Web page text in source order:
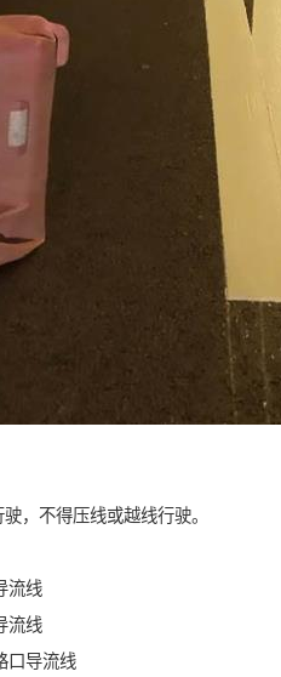
，不得压线或越线行驶。
流线
流线
口导流线